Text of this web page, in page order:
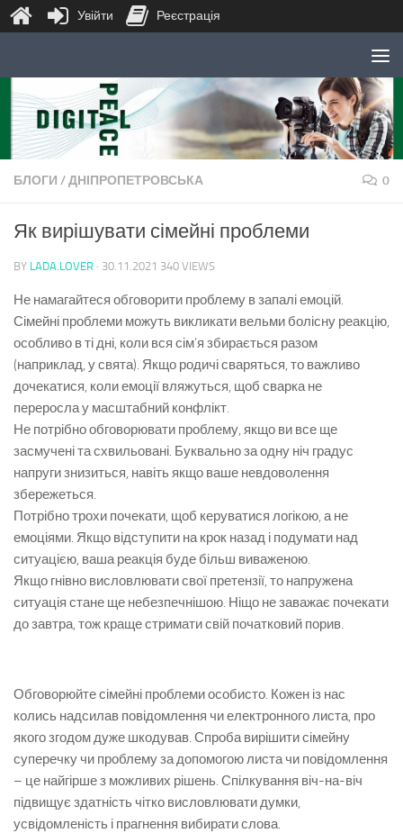
Skip to content
БЛОГИ /ДНІПРОПЕТРОВСЬКА 0
Як вирішувати сімейні проблеми
BY LADA.LOVER · 30.11.2021 340 VIEWS
Не намагайтеся обговорити проблему в запалі емоцій.
Сімейні проблеми можуть викликати вельми болісну реакцію,
особливо в ті дні, коли вся сім’я збирається разом
(наприклад, у свята). Якщо родичі сваряться, то важливо
дочекатися, коли емоції вляжуться, щоб сварка не
переросла у масштабний конфлікт.
Не потрібно обговорювати проблему, якщо ви все ще
засмучені та схвильовані. Буквально за одну ніч градус
напруги знизиться, навіть якщо ваше невдоволення
збережеться.
Потрібно трохи почекати, щоб керуватися логікою, а не
емоціями. Якщо відступити на крок назад і подумати над
ситуацією, ваша реакція буде більш виваженою.
Якщо гнівно висловлювати свої претензії, то напружена
ситуація стане ще небезпечнішою. Ніщо не заважає почекати
до завтра, тож краще стримати свій початковий порив.
Обговорюйте сімейні проблеми особисто. Кожен із нас
колись надсилав повідомлення чи електронного листа, про
якого згодом дуже шкодував. Спроба вирішити сімейну
суперечку чи проблему за допомогою листа чи повідомлення
– це найгірше з можливих рішень. Спілкування віч-на-віч
підвищує здатність чітко висловлювати думки,
усвідомленість і прагнення вибирати слова.
Увійти Реєстрація